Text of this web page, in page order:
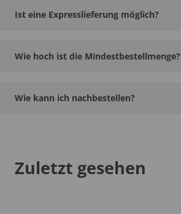
Ist eine Expresslieferung möglich?
Wie hoch ist die Mindestbestellmenge?
Wie kann ich nachbestellen?
Zuletzt gesehen